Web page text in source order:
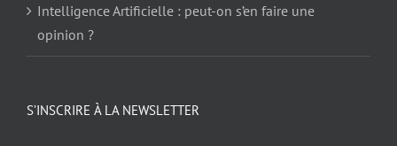
Intelligence Artificielle : peut-on s’en faire une
opinion ?
S’INSCRIRE À LA NEWSLETTER